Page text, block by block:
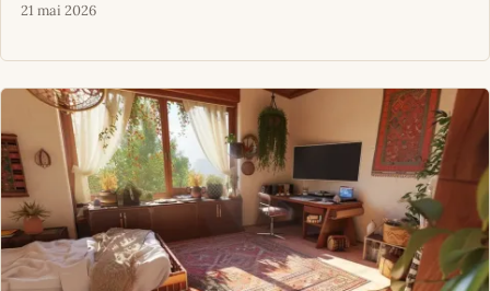
21 mai 2026